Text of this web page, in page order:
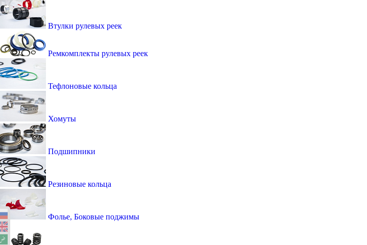
Втулки рулевых реек
Ремкомплекты рулевых реек
Тефлоновые кольца
Хомуты
Подшипники
Резиновые кольца
Фолье, Боковые поджимы